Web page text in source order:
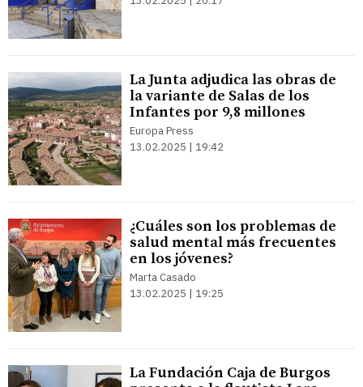
La Junta adjudica las obras de
la variante de Salas de los
Infantes por 9,8 millones
Europa Press
13.02.2025 | 19:42
¿Cuáles son los problemas de
salud mental más frecuentes
en los jóvenes?
Marta Casado
13.02.2025 | 19:25
La Fundación Caja de Burgos